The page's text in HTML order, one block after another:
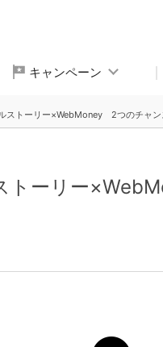
キャンペーン
ストーリー×WebMoney 2つのチャン
トーリー